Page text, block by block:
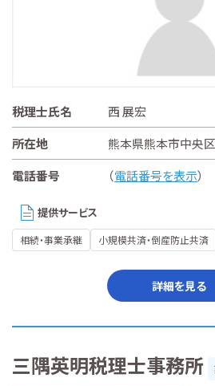
税理士氏名
西 展宏
所在地
熊本県熊本市中央区
電話番号
（電話番号を表示）
提供サービス
相続・事業承継 小規模共済・倒産防止共済
詳細を見る
三隅英明税理士事務所